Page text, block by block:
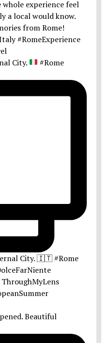
City.
#Rome
Beautiful